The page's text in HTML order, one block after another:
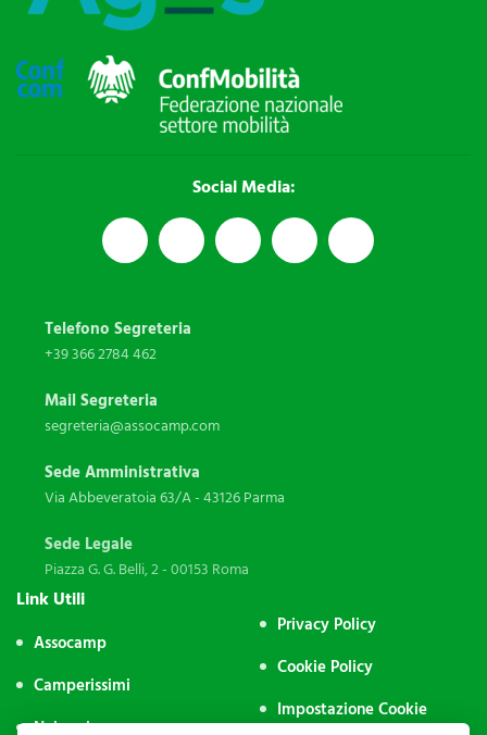
Social Media:
Telefono Segreteria
+39 366 2784 462
Mail Segreteria
segreteria@assocamp.com
Sede Amministrativa
Via Abbeveratoia 63/A - 43126 Parma
Sede Legale
Piazza G. G. Belli, 2 - 00153 Roma
Link Utili
Assocamp
Camperissimi
Noleggio
Privacy Policy
Cookie Policy
Impostazione Cookie